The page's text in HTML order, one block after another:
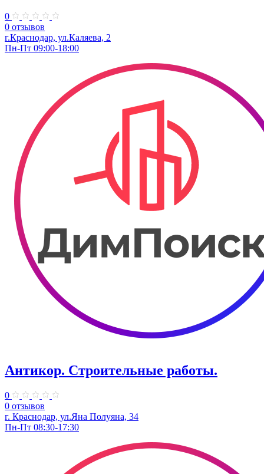
0
0 отзывов
г.Краснодар, ул.Каляева, 2
Пн-Пт 09:00-18:00
Антикор. Строительные работы.
0
0 отзывов
г. Краснодар, ул.Яна Полуяна, 34
Пн-Пт 08:30-17:30